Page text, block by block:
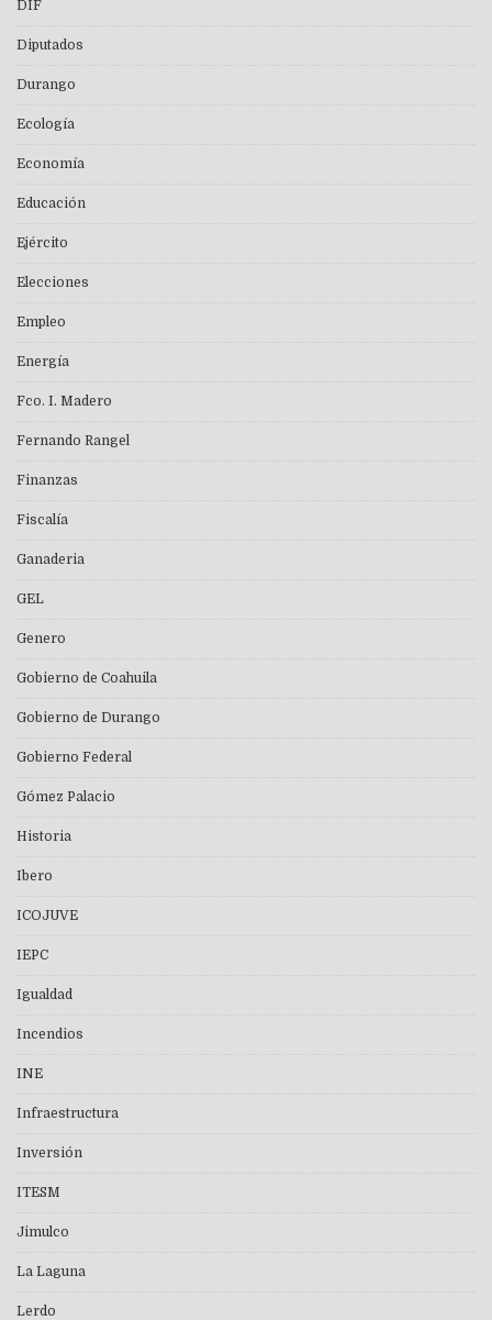
DIF
Diputados
Durango
Ecología
Economía
Educación
Ejército
Elecciones
Empleo
Energía
Fco. I. Madero
Fernando Rangel
Finanzas
Fiscalía
Ganaderia
GEL
Genero
Gobierno de Coahuila
Gobierno de Durango
Gobierno Federal
Gómez Palacio
Historia
Ibero
ICOJUVE
IEPC
Igualdad
Incendios
INE
Infraestructura
Inversión
ITESM
Jimulco
La Laguna
Lerdo